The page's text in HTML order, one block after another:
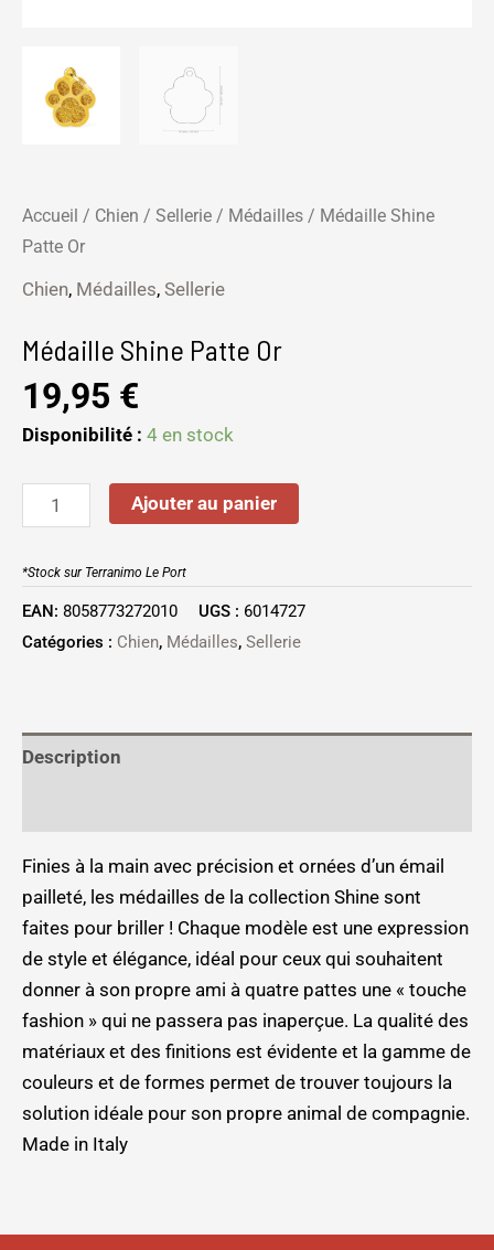
Accueil / Chien / Sellerie / Médailles / Médaille Shine
Patte Or
Chien, Médailles, Sellerie
Médaille Shine Patte Or
19,95 €
Disponibilité : 4 en stock
Ajouter au panier
*Stock sur Terranimo Le Port
EAN: 8058773272010 UGS : 6014727
Catégories : Chien, Médailles, Sellerie
Description
Finies à la main avec précision et ornées d’un émail
pailleté, les médailles de la collection Shine sont
faites pour briller ! Chaque modèle est une expression
de style et élégance, idéal pour ceux qui souhaitent
donner à son propre ami à quatre pattes une « touche
fashion » qui ne passera pas inaperçue. La qualité des
matériaux et des finitions est évidente et la gamme de
couleurs et de formes permet de trouver toujours la
solution idéale pour son propre animal de compagnie.
Made in Italy